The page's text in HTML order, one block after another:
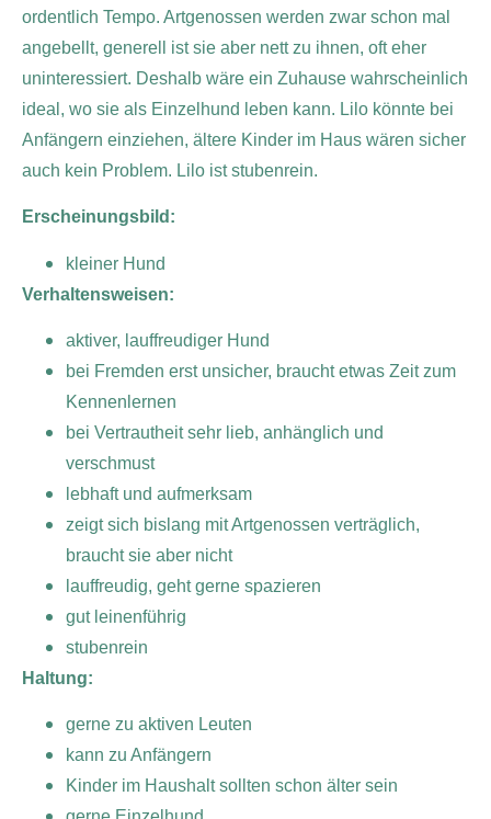
ordentlich Tempo. Artgenossen werden zwar schon mal
angebellt, generell ist sie aber nett zu ihnen, oft eher
uninteressiert. Deshalb wäre ein Zuhause wahrscheinlich
ideal, wo sie als Einzelhund leben kann. Lilo könnte bei
Anfängern einziehen, ältere Kinder im Haus wären sicher
auch kein Problem. Lilo ist stubenrein.
Erscheinungsbild:
kleiner Hund
Verhaltensweisen:
aktiver, lauffreudiger Hund
bei Fremden erst unsicher, braucht etwas Zeit zum
Kennenlernen
bei Vertrautheit sehr lieb, anhänglich und
verschmust
lebhaft und aufmerksam
zeigt sich bislang mit Artgenossen verträglich,
braucht sie aber nicht
lauffreudig, geht gerne spazieren
gut leinenführig
stubenrein
Haltung:
gerne zu aktiven Leuten
kann zu Anfängern
Kinder im Haushalt sollten schon älter sein